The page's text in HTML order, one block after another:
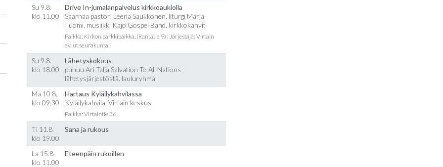
Su 9.8.
klo 11.00
Drive In-jumalanpalvelus kirkkoaukiolla
Saarnaa pastori Leena Saukkonen, liturgi Marja
Tuomi, musiikki Kajo Gospel Band, kirkkokahvit
Paikka: Kirkon parkkipaikka, (Rantatie 9) | Järjestäjä: Virtain
ev.lut.seurakunta
Su 9.8.
klo 18.00
Lähetyskokous
puhuu Ari Talja Salvation To All Nations-
lähetysjärjestöstä, lauluryhmä
Ma 10.8.
klo 09.30
Hartaus Kyläilykahvilassa
Kyläilykahvila, Virtain keskus
Paikka: Virtaintie 36
Ti 11.8.
klo 19.00
Sana ja rukous
La 15.8.
klo 11.00
Eteenpäin rukoillen